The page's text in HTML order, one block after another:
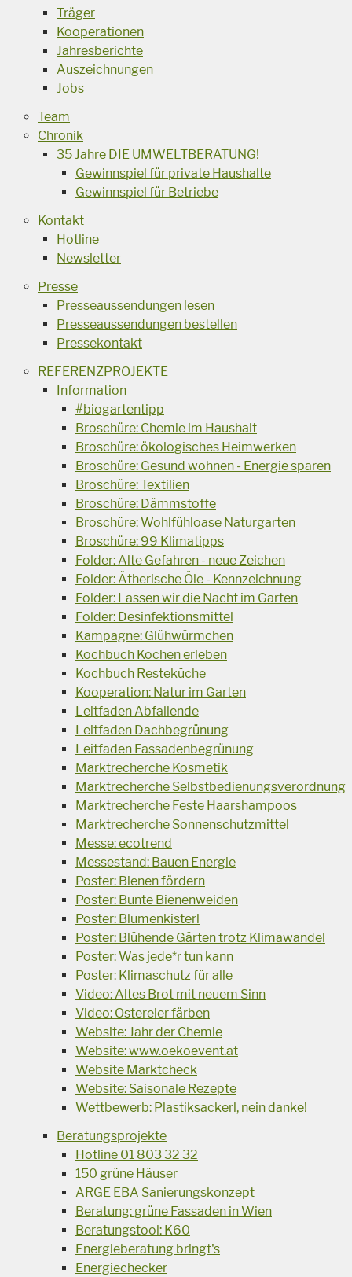
Träger
Kooperationen
Jahresberichte
Auszeichnungen
Jobs
Team
Chronik
35 Jahre DIE UMWELTBERATUNG!
Gewinnspiel für private Haushalte
Gewinnspiel für Betriebe
Kontakt
Hotline
Newsletter
Presse
Presseaussendungen lesen
Presseaussendungen bestellen
Pressekontakt
REFERENZPROJEKTE
Information
#biogartentipp
Broschüre: Chemie im Haushalt
Broschüre: ökologisches Heimwerken
Broschüre: Gesund wohnen - Energie sparen
Broschüre: Textilien
Broschüre: Dämmstoffe
Broschüre: Wohlfühloase Naturgarten
Broschüre: 99 Klimatipps
Folder: Alte Gefahren - neue Zeichen
Folder: Ätherische Öle - Kennzeichnung
Folder: Lassen wir die Nacht im Garten
Folder: Desinfektionsmittel
Kampagne: Glühwürmchen
Kochbuch Kochen erleben
Kochbuch Resteküche
Kooperation: Natur im Garten
Leitfaden Abfallende
Leitfaden Dachbegrünung
Leitfaden Fassadenbegrünung
Marktrecherche Kosmetik
Marktrecherche Selbstbedienungsverordnung
Marktrecherche Feste Haarshampoos
Marktrecherche Sonnenschutzmittel
Messe: ecotrend
Messestand: Bauen Energie
Poster: Bienen fördern
Poster: Bunte Bienenweiden
Poster: Blumenkisterl
Poster: Blühende Gärten trotz Klimawandel
Poster: Was jede*r tun kann
Poster: Klimaschutz für alle
Video: Altes Brot mit neuem Sinn
Video: Ostereier färben
Website: Jahr der Chemie
Website: www.oekoevent.at
Website Marktcheck
Website: Saisonale Rezepte
Wettbewerb: Plastiksackerl, nein danke!
Beratungsprojekte
Hotline 01 803 32 32
150 grüne Häuser
ARGE EBA Sanierungskonzept
Beratung: grüne Fassaden in Wien
Beratungstool: K60
Energieberatung bringt's
Energiechecker